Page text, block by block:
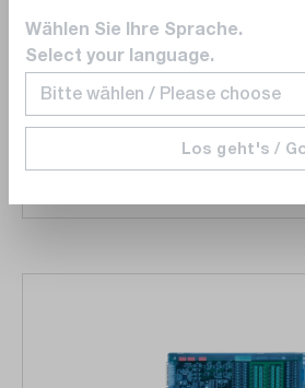
unité centrale, >10 modules / 112
Sur demande
Wählen Sie Ihre Sprache.
Select your language.
Los geht's /